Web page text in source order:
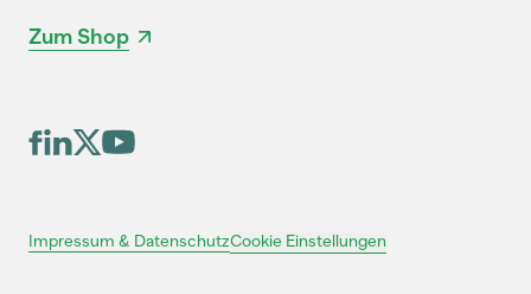
Zum Shop
Impressum & DatenschutzCookie Einstellungen